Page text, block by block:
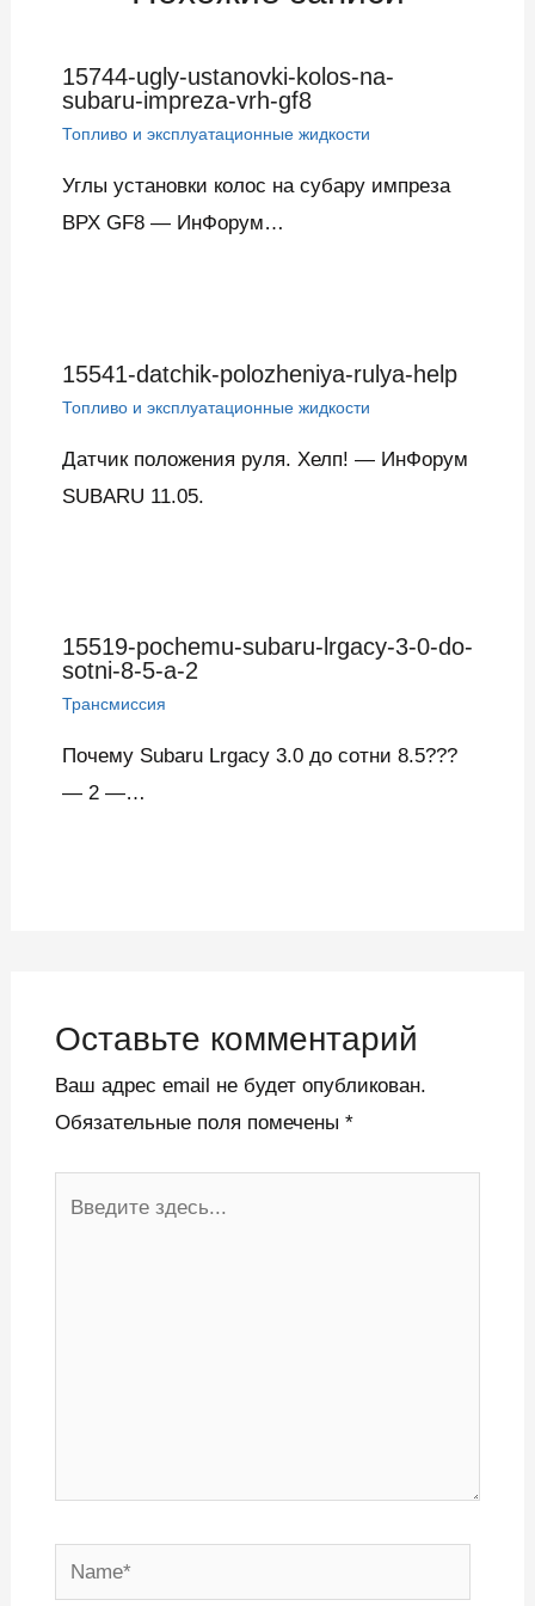
15744-ugly-ustanovki-kolos-na-
subaru-impreza-vrh-gf8
Топливо и эксплуатационные жидкости
Углы установки колос на субару импреза
ВРХ GF8 — ИнФорум…
15541-datchik-polozheniya-rulya-help
Топливо и эксплуатационные жидкости
Датчик положения руля. Хелп! — ИнФорум
SUBARU 11.05.
15519-pochemu-subaru-lrgacy-3-0-do-
sotni-8-5-a-2
Трансмиссия
Почему Subaru Lrgacy 3.0 до сотни 8.5???
— 2 —…
Оставьте комментарий
Ваш адрес email не будет опубликован.
Обязательные поля помечены *
Name*